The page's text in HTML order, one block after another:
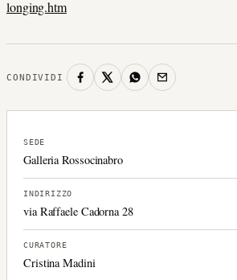
longing.htm
CONDIVIDI
SEDE
Galleria Rossocinabro
INDIRIZZO
via Raffaele Cadorna 28
CURATORE
Cristina Madini